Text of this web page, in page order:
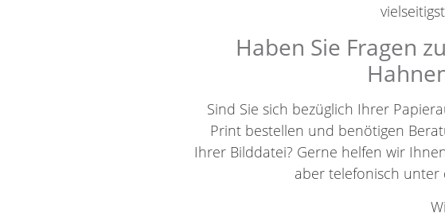
Haben Sie Fragen
Sind Sie sich bezüglich Ihrer
Print bestellen und benötigen
Ihrer Bilddatei? Gerne helfen wir
aber telefonisch unter